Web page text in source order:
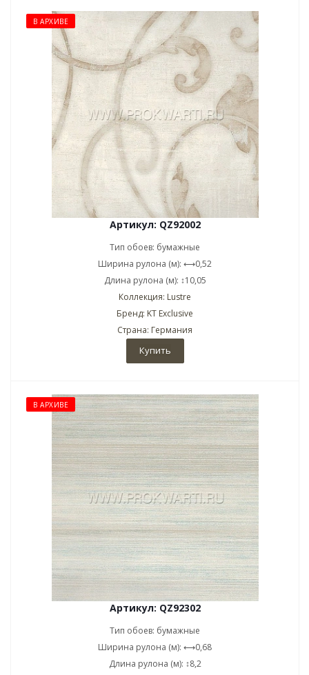
В АРХИВЕ
Артикул: QZ92002
Тип обоев: бумажные
Ширина рулона (м): ⟷0,52
Длина рулона (м): ↕10,05
Коллекция: Lustre
Бренд: KT Exclusive
Страна: Германия
Купить
В АРХИВЕ
Артикул: QZ92302
Тип обоев: бумажные
Ширина рулона (м): ⟷0,68
Длина рулона (м): ↕8,2